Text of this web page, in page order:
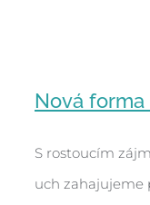
Nová
Nová
S rostoucím
uch zahajujeme